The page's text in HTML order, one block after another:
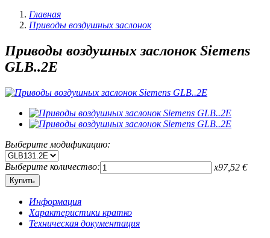
Главная
Приводы воздушных заслонок
Приводы воздушных заслонок Siemens
GLB..2E
Выберите модификацию:
Выберите количество: x97,52 €
Информация
Характеристики кратко
Техническая документация